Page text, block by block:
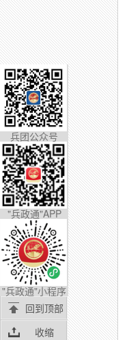
兵团公众号
"兵政通"APP
"兵政通"小程序
回到顶部
收缩